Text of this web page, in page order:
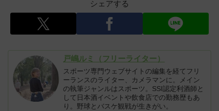
シェアする
戸嶋ルミ（フリーライター）
スポーツ専門ウェブサイトの編集を経てフリ
ーランスのライター、カメラマンに。メイン
の執筆ジャンルはスポーツ。SSI認定利酒師と
して日本酒イベントや飲食店での勤務歴もあ
り。野球とバスケ観戦が生きがい。